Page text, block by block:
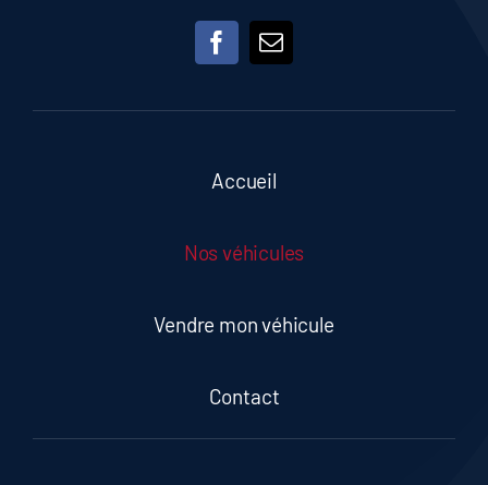
Accueil
Nos véhicules
Vendre mon véhicule
Contact